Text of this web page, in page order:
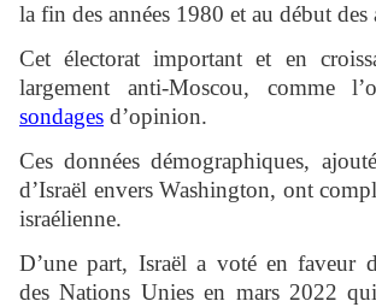
la fin des années 1980 et au début des
Cet électorat important et en
largement anti-Moscou, comme
sondages d’opinion.
Ces données démographiques,
d’Israël envers Washington, ont
israélienne.
D’une part, Israël a voté en faveur
des Nations Unies en mars 2022